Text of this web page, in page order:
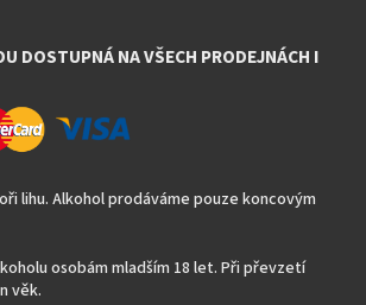
DOSTUPNÁ NA VŠECH PRODEJNÁCH I
lihu. Alkohol prodáváme pouze koncovým
osobám mladším 18 let. Při převzetí
věk.